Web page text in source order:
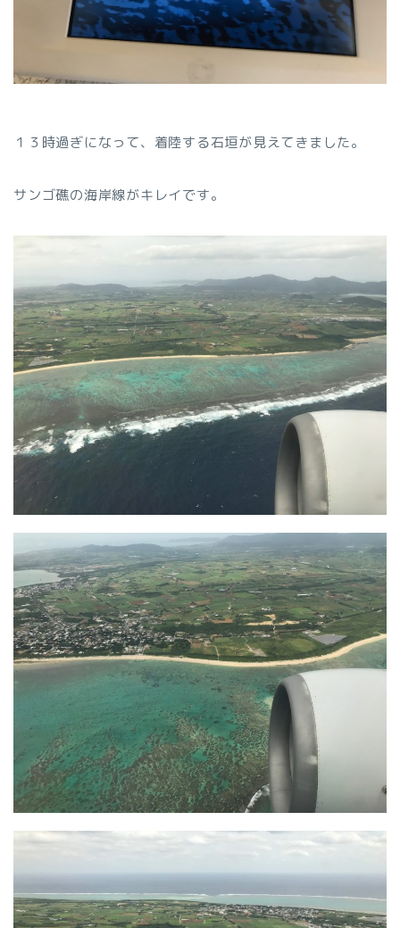
１３時過ぎになって、着陸する石垣が見えてきました。
サンゴ礁の海岸線がキレイです。